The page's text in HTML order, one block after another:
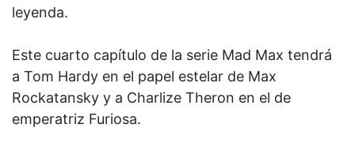
leyenda.
Este cuarto capítulo de la serie Mad Max tendrá
a Tom Hardy en el papel estelar de Max
Rockatansky y a Charlize Theron en el de
emperatriz Furiosa.